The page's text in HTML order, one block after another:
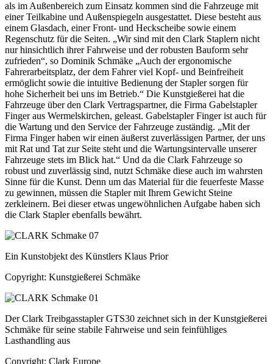
als im Außenbereich zum Einsatz kommen sind die Fahrzeuge mit
einer Teilkabine und Außenspiegeln ausgestattet. Diese besteht aus
einem Glasdach, einer Front- und Heckscheibe sowie einem
Regenschutz für die Seiten. „Wir sind mit den Clark Staplern nicht
nur hinsichtlich ihrer Fahrweise und der robusten Bauform sehr
zufrieden“, so Dominik Schmäke „Auch der ergonomische
Fahrerarbeitsplatz, der dem Fahrer viel Kopf- und Beinfreiheit
ermöglicht sowie die intuitive Bedienung der Stapler sorgen für
hohe Sicherheit bei uns im Betrieb.“ Die Kunstgießerei hat die
Fahrzeuge über den Clark Vertragspartner, die Firma Gabelstapler
Finger aus Wermelskirchen, geleast. Gabelstapler Finger ist auch für
die Wartung und den Service der Fahrzeuge zuständig. „Mit der
Firma Finger haben wir einen äußerst zuverlässigen Partner, der uns
mit Rat und Tat zur Seite steht und die Wartungsintervalle unserer
Fahrzeuge stets im Blick hat.“ Und da die Clark Fahrzeuge so
robust und zuverlässig sind, nutzt Schmäke diese auch im wahrsten
Sinne für die Kunst. Denn um das Material für die feuerfeste Masse
zu gewinnen, müssen die Stapler mit Ihrem Gewicht Steine
zerkleinern. Bei dieser etwas ungewöhnlichen Aufgabe haben sich
die Clark Stapler ebenfalls bewährt.
Ein Kunstobjekt des Künstlers Klaus Prior
Copyright: Kunstgießerei Schmäke
Der Clark Treibgasstapler GTS30 zeichnet sich in der Kunstgießerei
Schmäke für seine stabile Fahrweise und sein feinfühliges
Lasthandling aus
Copyright: Clark Europe